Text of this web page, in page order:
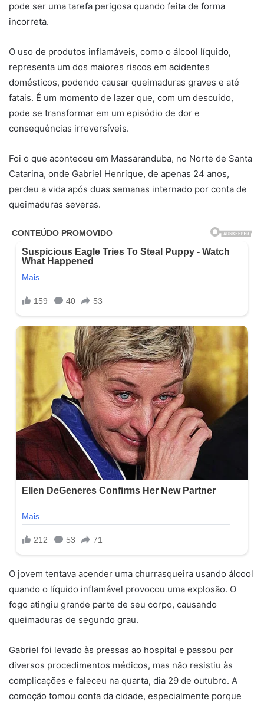
pode ser uma tarefa perigosa quando feita de forma
incorreta.
O uso de produtos inflamáveis, como o álcool líquido,
representa um dos maiores riscos em acidentes
domésticos, podendo causar queimaduras graves e até
fatais. É um momento de lazer que, com um descuido,
pode se transformar em um episódio de dor e
consequências irreversíveis.
Foi o que aconteceu em Massaranduba, no Norte de Santa
Catarina, onde Gabriel Henrique, de apenas 24 anos,
perdeu a vida após duas semanas internado por conta de
queimaduras severas.
O jovem tentava acender uma churrasqueira usando álcool
quando o líquido inflamável provocou uma explosão. O
fogo atingiu grande parte de seu corpo, causando
queimaduras de segundo grau.
Gabriel foi levado às pressas ao hospital e passou por
diversos procedimentos médicos, mas não resistiu às
complicações e faleceu na quarta, dia 29 de outubro. A
comoção tomou conta da cidade, especialmente porque